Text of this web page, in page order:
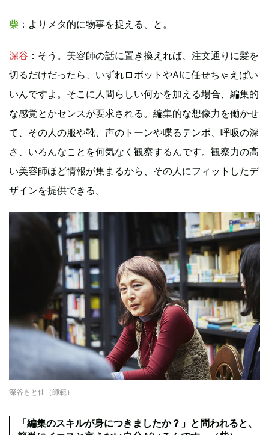
柴 ：よりメタ的に物事を捉える、と。
深谷 ：そう。美容師の話に置き換えれば、注文通りに髪を
切るだけだったら、いずれロボットやAIに任せちゃえばい
いんですよ。そこに人間らしい何かを加える場合、編集的
な感覚とかセンスが要求される。編集的な想像力を働かせ
て、その人の服や靴、声のトーンや喋るテンポ、呼吸の深
さ、いろんなことを何気なく観察するんです。観察力の高
い美容師ほど情報が集まるから、その人にフィットしたデ
ザインを提供できる。
深谷もと佳（師範）
「編集のスキルが身につきましたか？」と問われると、